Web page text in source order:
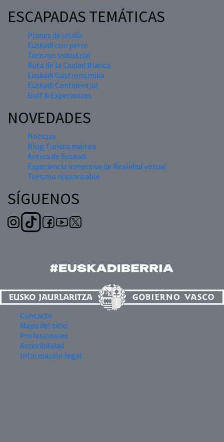
ESCAPADAS TEMÁTICAS
Planes de un día
Euskadi con perro
Turismo industrial
Ruta de la Ciudad Blanca
Euskadi Gastronomika
Euskadi Confidential
Golf & Experiences
NOVEDADES
Noticias
Blog Turista maitea
Acerca de Euskadi
Experiencia inmersiva de Realidad virtual
Turismo responsable
SÍGUENOS
Contacto
Mapa del sitio
Profesionales
Accesibilidad
Información legal